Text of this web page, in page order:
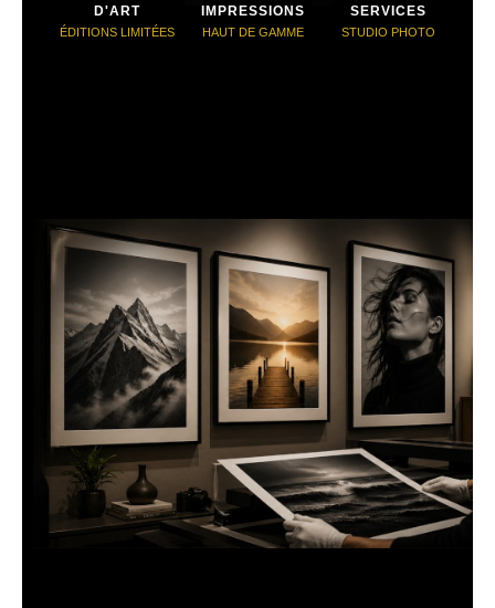
D'ART
ÉDITIONS LIMITÉES
IMPRESSIONS
HAUT DE GAMME
SERVICES
STUDIO PHOTO